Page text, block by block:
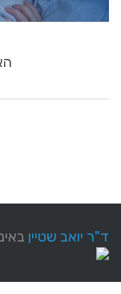
ד"ר יואב שטיין